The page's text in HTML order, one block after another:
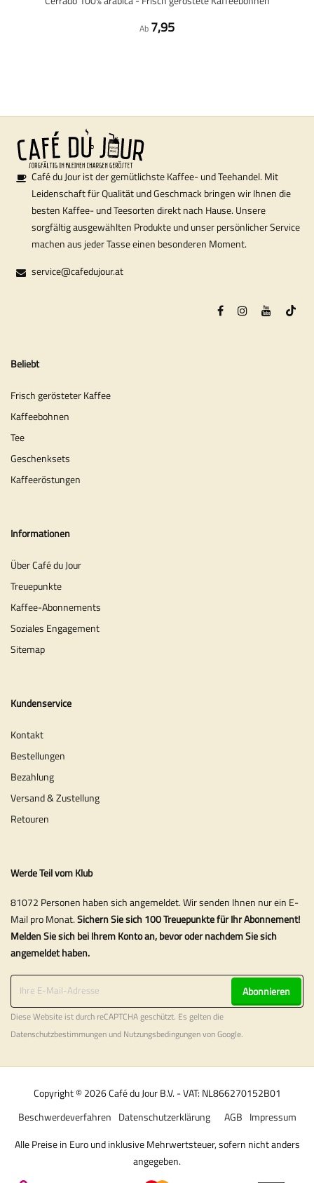
Ab 7,95
Café du Jour ist der gemütlichste Kaffee- und Teehandel. Mit
Leidenschaft für Qualität und Geschmack bringen wir Ihnen die
besten Kaffee- und Teesorten direkt nach Hause. Unsere
sorgfältig ausgewählten Produkte und unser persönlicher Service
machen aus jeder Tasse einen besonderen Moment.
service@cafedujour.at
Beliebt
Frisch gerösteter Kaffee
Kaffeebohnen
Tee
Geschenksets
Kaffeeröstungen
Informationen
Über Café du Jour
Treuepunkte
Kaffee-Abonnements
Soziales Engagement
Sitemap
Kundenservice
Kontakt
Bestellungen
Bezahlung
Versand & Zustellung
Retouren
Werde Teil vom Klub
81072 Personen haben sich angemeldet. Wir senden Ihnen nur ein E-
Mail pro Monat.Sichern Sie sich 100 Treuepunkte für Ihr Abonnement!
Melden Sie sich bei Ihrem Konto an, bevor oder nachdem Sie sich
angemeldet haben.
Abonnieren
Diese Website ist durch reCAPTCHA geschützt. Es gelten die
Datenschutzbestimmungen und Nutzungsbedingungenvon Google.
Copyright © 2026 Café du Jour B.V. - VAT: NL866270152B01
Impressum
AGB
Datenschutzerklärung
Beschwerdeverfahren
Alle Preise in Euro und inklusive Mehrwertsteuer, sofern nicht anders
angegeben.